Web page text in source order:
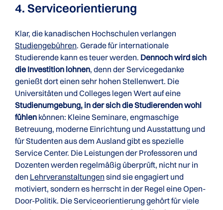
4. Serviceorientierung
Klar, die kanadischen Hochschulen verlangen
Studiengebühren. Gerade für internationale
Studierende kann es teuer werden. Dennoch wird sich
die Investition lohnen, denn der Servicegedanke
genießt dort einen sehr hohen Stellenwert. Die
Universitäten und Colleges legen Wert auf eine
Studienumgebung, in der sich die Studierenden wohl
fühlen können: Kleine Seminare, engmaschige
Betreuung, moderne Einrichtung und Ausstattung und
für Studenten aus dem Ausland gibt es spezielle
Service Center. Die Leistungen der Professoren und
Dozenten werden regelmäßig überprüft, nicht nur in
den Lehrveranstaltungen sind sie engagiert und
motiviert, sondern es herrscht in der Regel eine Open-
Door-Politik. Die Serviceorientierung gehört für viele